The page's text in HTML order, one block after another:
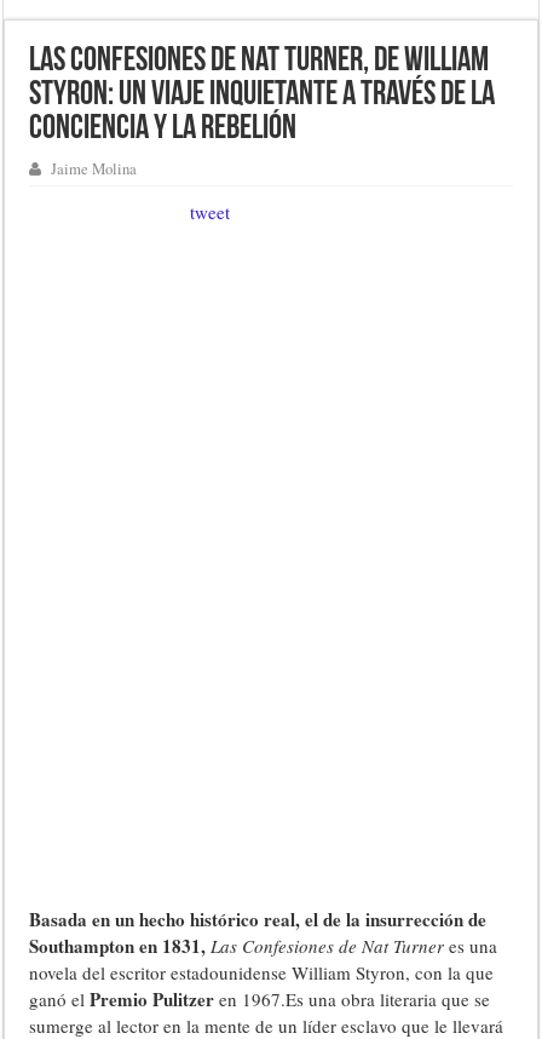
Las confesiones de Nat Turner, de William
Styron: un viaje inquietante a través de la
conciencia y la rebelión
Jaime Molina
tweet
Basada en un hecho histórico real, el de la insurrección de
Southampton en 1831,Las Confesiones de Nat Turner es una
novela del escritor estadounidense William Styron, con la que
ganó elPremio Pulitzer en 1967.Es una obra literaria que se
sumerge al lector en la mente de un líder esclavo que le llevará